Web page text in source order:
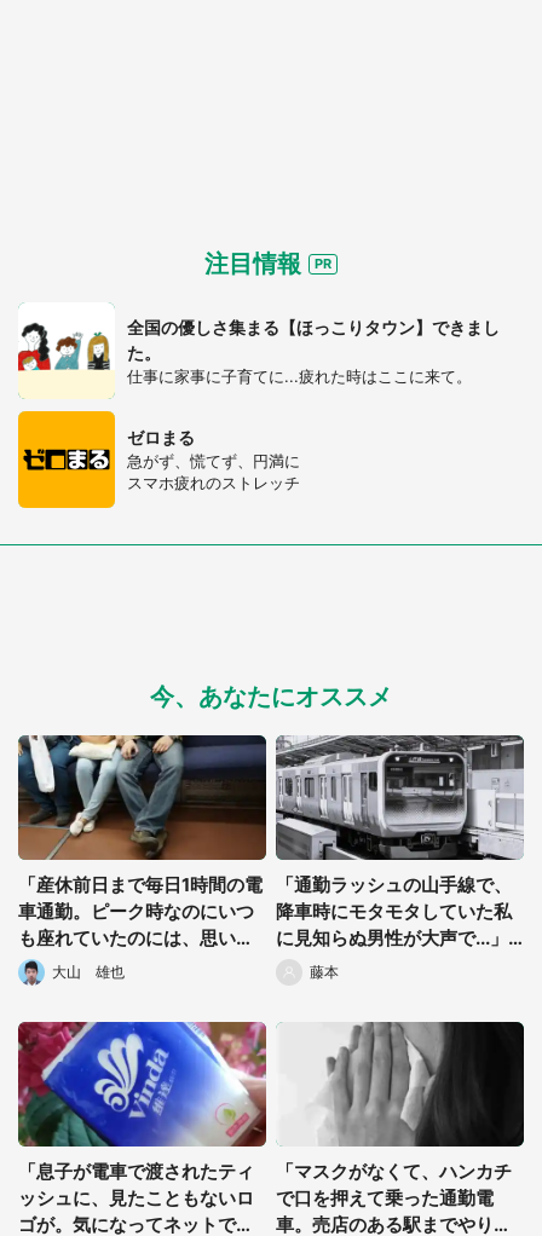
注目情報
全国の優しさ集まる【ほっこりタウン】できまし
た。
仕事に家事に子育てに...疲れた時はここに来て。
ゼロまる
急がず、慌てず、円満に
スマホ疲れのストレッチ
今、あなたにオススメ
「産休前日まで毎日1時間の電
車通勤。ピーク時なのにいつ
も座れていたのには、思いも
よらない『理由』があっ
て...」（東京都・40代女性）
大山 雄也
「通勤ラッシュの山手線で、
降車時にモタモタしていた私
に見知らぬ男性が大声で...」
（千葉県・40代女性）
藤本
「息子が電車で渡されたティ
ッシュに、見たこともないロ
ゴが。気になってネットで調
「マスクがなくて、ハンカチ
で口を押えて乗った通勤電
車。売店のある駅までやり過